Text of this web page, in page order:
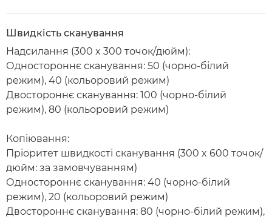
Швидкість сканування
Надсилання (300 x 300 точок/дюйм):
Одностороннє сканування: 50 (чорно-білий
режим), 40 (кольоровий режим)
Двостороннє сканування: 100 (чорно-білий
режим), 80 (кольоровий режим)
Копіювання:
Пріоритет швидкості сканування (300 x 600 точок/
дюйм: за замовчуванням)
Одностороннє сканування: 40 (чорно-білий
режим), 20 (кольоровий режим)
Двостороннє сканування: 80 (чорно-білий режим),